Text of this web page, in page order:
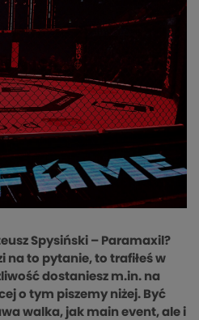
Spysiński – Paramaxil?
na to pytanie, to trafiłeś w
dostaniesz m.in. na
o tym piszemy niżej. Być
walka, jak main event, ale i